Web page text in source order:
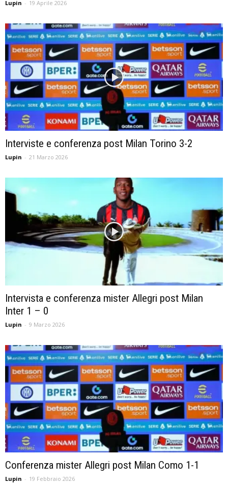
Lupin - 19 Aprile 2026
Interviste e conferenza post Milan Torino 3-2
Lupin - 21 Marzo 2026
Intervista e conferenza mister Allegri post Milan
Inter 1 – 0
Lupin - 9 Marzo 2026
Conferenza mister Allegri post Milan Como 1-1
Lupin - 19 Febbraio 2026